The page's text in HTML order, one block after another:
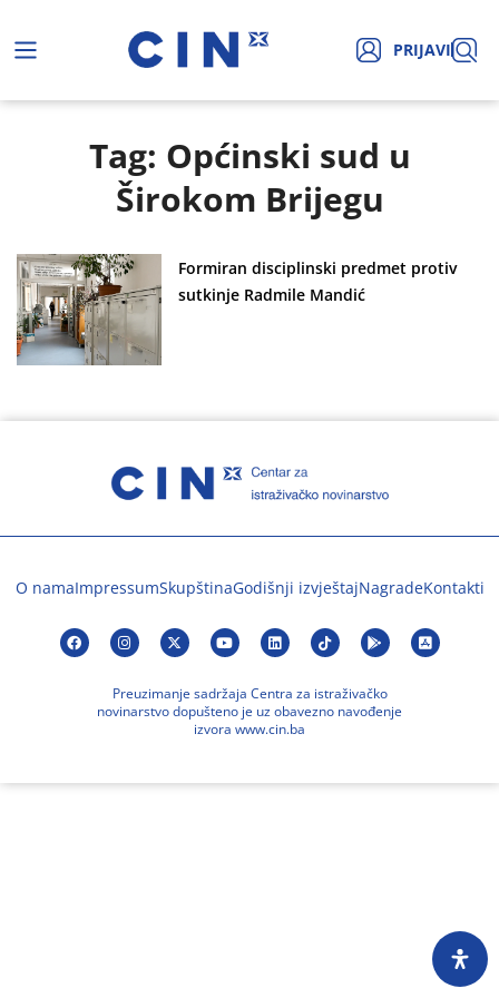
PRIJAVI
Tag: Općinski sud u
Širokom Brijegu
Formiran disciplinski predmet protiv
sutkinje Radmile Mandić
O namaImpressumSkupštinaGodišnji izvještajNagradeKontakti
Preuzimanje sadržaja Centra za istraživačko
novinarstvo dopušteno je uz obavezno navođenje
izvora www.cin.ba